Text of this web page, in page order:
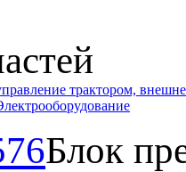
трактором,
Блок